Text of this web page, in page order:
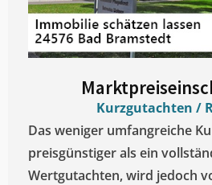
Kurzgutachten /
Das weniger umfangreiche
preisgünstiger als ein
Wertgutachten, wird jedoch